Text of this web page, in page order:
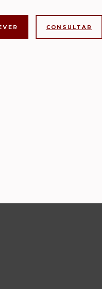
CONSULTAR